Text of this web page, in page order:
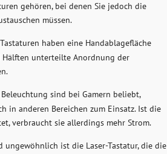
gehören, bei denen Sie jedoch die
müssen.
haben eine Handablagefläche
unterteilte Anordnung der
sind bei Gamern beliebt,
in anderen Bereichen zum Einsatz. Ist die
verbraucht sie allerdings mehr Strom.
ungewöhnlich ist die Laser-Tastatur, die die